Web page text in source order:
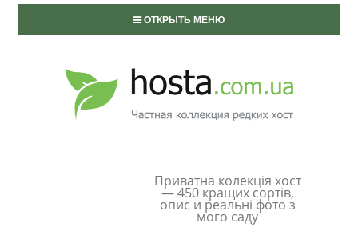
ОТКРЫТЬ МЕНЮ
Приватна колекція хост
— 450 кращих сортів,
опис и реальні фото з
мого саду